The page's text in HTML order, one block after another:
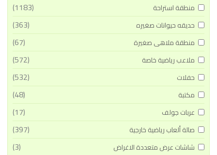
منطقة استراحة (1183)
حديقه حيوانات صغيره (363)
منطقة ملاهى صغيرة (67)
ملاعب رياضية خاصة (572)
حفلات (532)
مكتبة (48)
عربات جولف (17)
صالة ألعاب رياضية خارجية (397)
شاشات عرض متعددة الاغراض (3)